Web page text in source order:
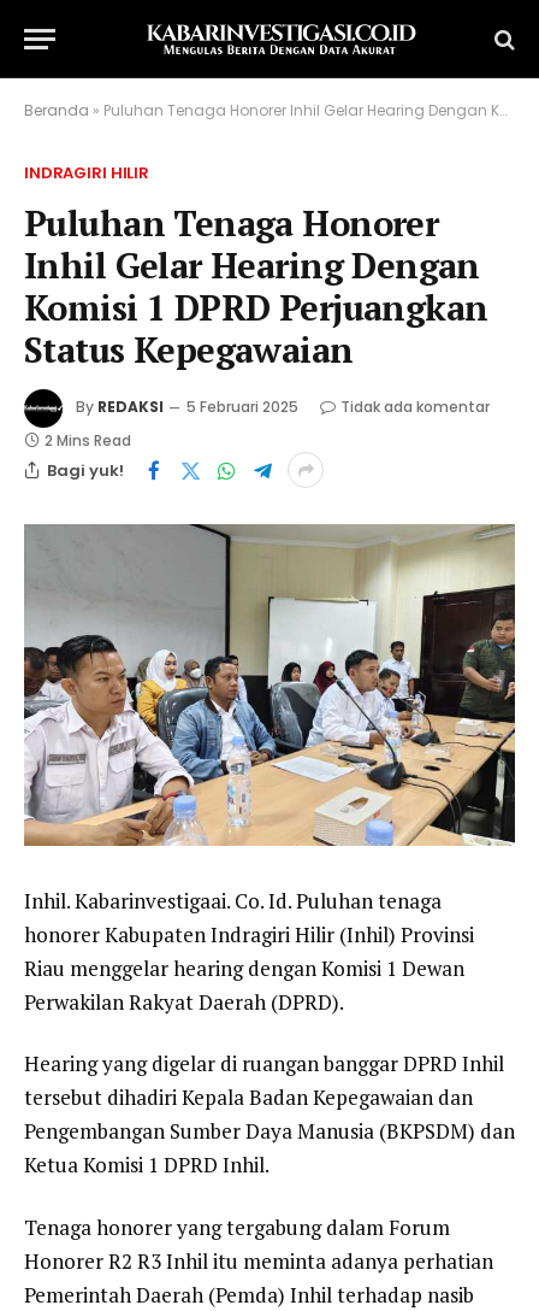
Beranda » Puluhan Tenaga Honorer Inhil Gelar Hearing Dengan Komisi 1 DPRD Perjuangkan Status Kepegawaian
INDRAGIRI HILIR
Puluhan Tenaga Honorer
Inhil Gelar Hearing Dengan
Komisi 1 DPRD Perjuangkan
Status Kepegawaian
By REDAKSI 5 Februari 2025
Tidak ada komentar
2 Mins Read
Bagi yuk!
Inhil. Kabarinvestigaai. Co. Id. Puluhan tenaga
honorer Kabupaten Indragiri Hilir (Inhil) Provinsi
Riau menggelar hearing dengan Komisi 1 Dewan
Perwakilan Rakyat Daerah (DPRD).
Hearing yang digelar di ruangan banggar DPRD Inhil
tersebut dihadiri Kepala Badan Kepegawaian dan
Pengembangan Sumber Daya Manusia (BKPSDM) dan
Ketua Komisi 1 DPRD Inhil.
Tenaga honorer yang tergabung dalam Forum
Honorer R2 R3 Inhil itu meminta adanya perhatian
Pemerintah Daerah (Pemda) Inhil terhadap nasib